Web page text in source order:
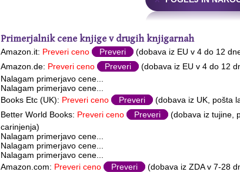
Primerjalnik cene knjige v drugih knjigarnah
Amazon.it: Preveri ceno Preveri
(dobava iz EU v 4 do 12
Amazon.de: Preveri ceno Preveri
(dobava iz EU v 4 do 12
Nalagam primerjavo cene...
Nalagam primerjavo cene...
Books Etc (UK): Preveri ceno Preveri
(dobava iz UK, pošta
Better World Books: Preveri ceno Preveri
(dobava iz tujine,
carinjenja)
Nalagam primerjavo cene...
Nalagam primerjavo cene...
Nalagam primerjavo cene...
Amazon.com: Preveri ceno Preveri
(dobava iz ZDA v 7-28